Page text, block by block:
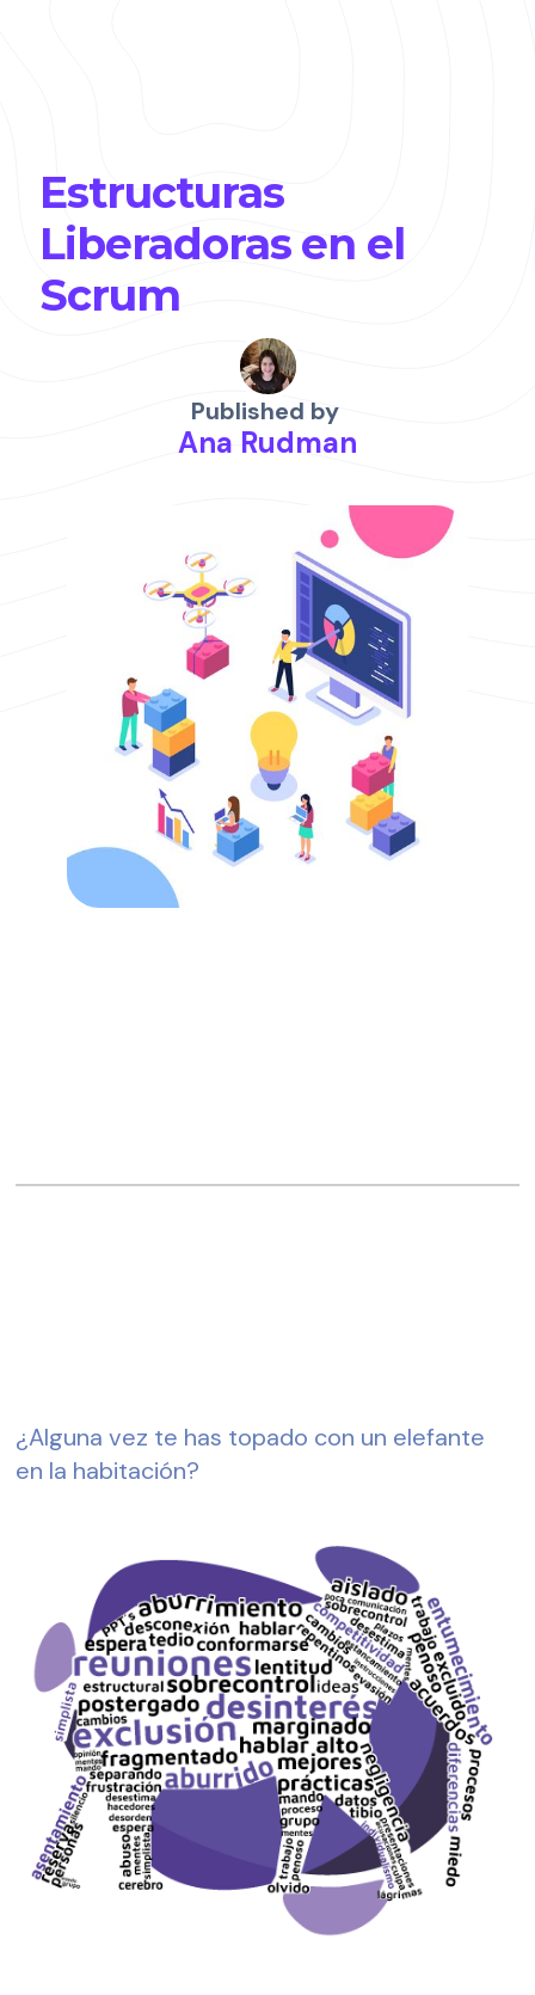
Estructuras
Liberadoras en el
Scrum
Published by
Ana Rudman
¿Alguna vez te has topado con un elefante
en la habitación?